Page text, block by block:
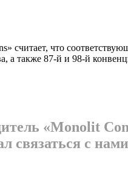
счи­тает, что
а также 87-й и 98-й
«Monolit
связаться с